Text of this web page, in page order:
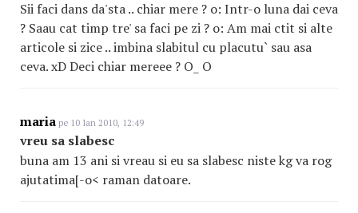
Sii faci dans da'sta .. chiar mere ? o: Intr-o luna dai ceva
? Saau cat timp tre' sa faci pe zi ? o: Am mai ctit si alte
articole si zice .. imbina slabitul cu placutu` sau asa
ceva. xD Deci chiar mereee ? O_ O
maria pe 10 Ian 2010, 12:49
vreu sa slabesc
buna am 13 ani si vreau si eu sa slabesc niste kg va rog
ajutatima[-o< raman datoare.